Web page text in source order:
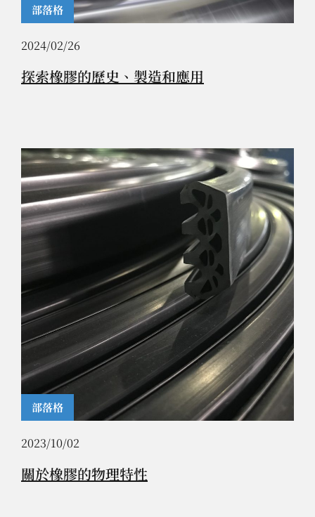
部落格
2024/02/26
探索橡膠的歷史、製造和應用
部落格
2023/10/02
關於橡膠的物理特性